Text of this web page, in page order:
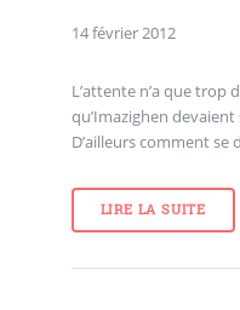
14 février 2012
L’attente n’a que trop
qu’Imazighen
D’ailleurs comment se
LIRE LA SUITE